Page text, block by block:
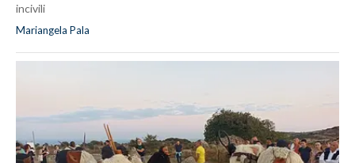
incivili
Mariangela Pala